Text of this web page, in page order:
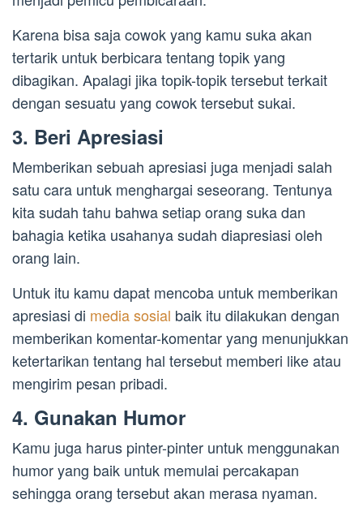
Karena bisa saja cowok yang kamu suka akan
tertarik untuk berbicara tentang topik yang
dibagikan. Apalagi jika topik-topik tersebut terkait
dengan sesuatu yang cowok tersebut sukai.
3. Beri Apresiasi
Memberikan sebuah apresiasi juga menjadi salah
satu cara untuk menghargai seseorang. Tentunya
kita sudah tahu bahwa setiap orang suka dan
bahagia ketika usahanya sudah diapresiasi oleh
orang lain.
Untuk itu kamu dapat mencoba untuk memberikan
apresiasi di media sosial baik itu dilakukan dengan
memberikan komentar-komentar yang menunjukkan
ketertarikan tentang hal tersebut memberi like atau
mengirim pesan pribadi.
4. Gunakan Humor
Kamu juga harus pinter-pinter untuk menggunakan
humor yang baik untuk memulai percakapan
sehingga orang tersebut akan merasa nyaman.